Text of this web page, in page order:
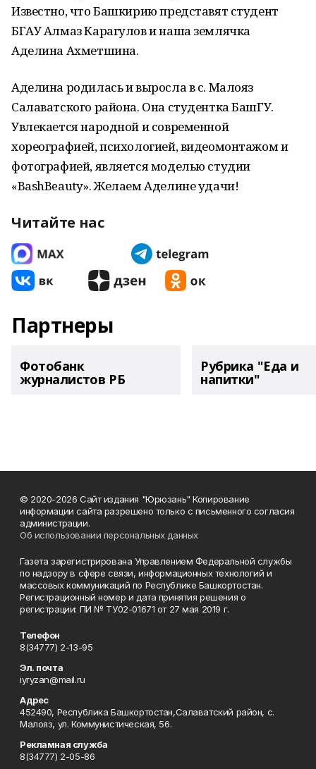
Известно, что Башкирию представят студент
БГАУ Алмаз Карагулов и наша землячка
Аделина Ахметшина.
Аделина родилась и выросла в с. Малояз
Салаватского района. Она студентка БашГУ.
Увлекается народной и современной
хореографией, психологией, видеомонтажом и
фотографией, является моделью студии
«BashBeauty». Желаем Аделине удачи!
Читайте нас
Партнеры
Фотобанк
журналистов РБ
Рубрика "Еда и
напитки"
© 2020-2026 Сайт издания "Юрюзань" Копирование
информации сайта разрешено только с письменного согласия
администрации.
Об использовании персональных данных
Газета зарегистрирована Управлением Федеральной службы
по надзору в сфере связи, информационных технологий и
массовых коммуникаций по Республике Башкортостан.
Регистрационный номер и дата принятия решения о
регистрации: ПИ № ТУ02-01671 от 27 мая 2019 г.
Телефон
8(34777) 2-13-95
Эл. почта
iyryzan@mail.ru
Адрес
452490, Республика Башкортостан,Салаватский район, с.
Малояз, ул. Коммунистическая, 56.
Рекламная служба
8(34777) 2-05-86